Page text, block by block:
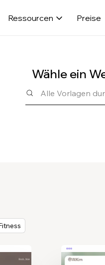
Ressourcen Preise
Wähle ein